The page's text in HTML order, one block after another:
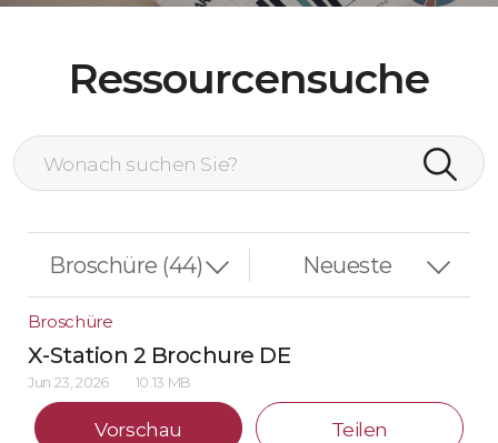
Ressourcensuche
Broschüre
X-Station 2 Brochure DE
Jun 23, 2026 10.13 MB
Vorschau Teilen